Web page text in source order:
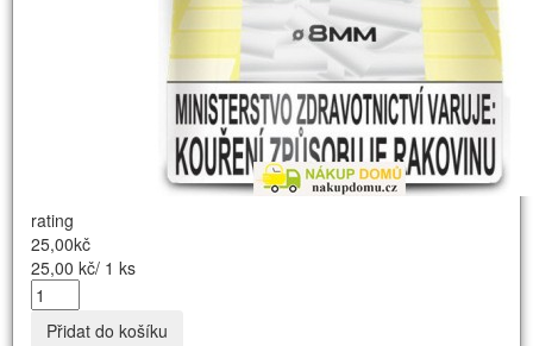
rating
25,00kč
25,00 kč/ 1 ks
Přidat do košíku